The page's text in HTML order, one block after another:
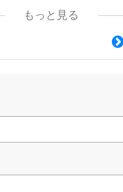
してみてください。
ントがオススメです。
もっと見る